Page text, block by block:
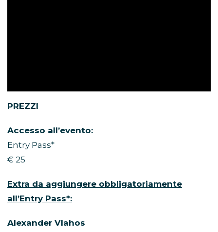
PREZZI
Accesso all’evento:
Entry Pass*
€ 25
Extra da aggiungere obbligatoriamente
all’Entry Pass*:
Alexander Vlahos